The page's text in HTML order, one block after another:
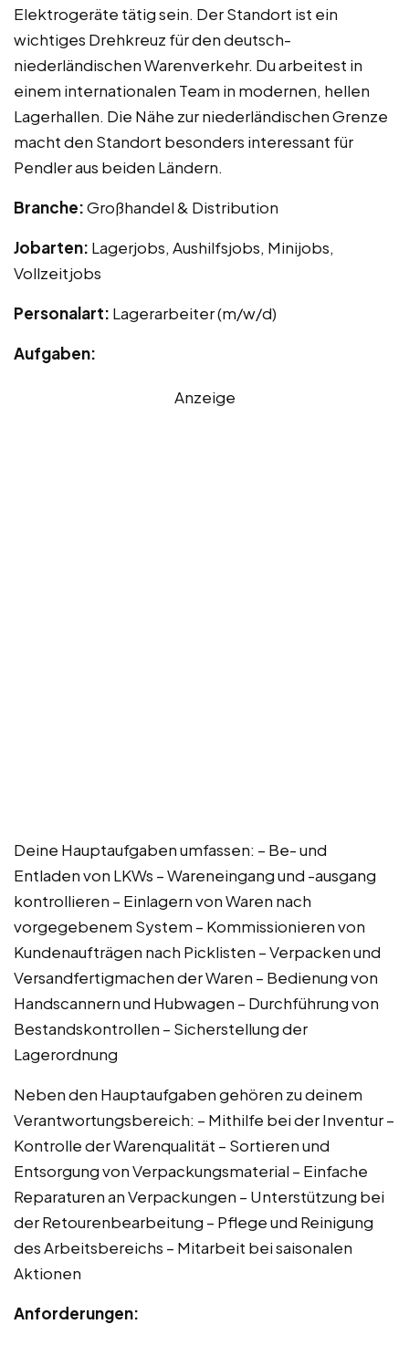
Elektrogeräte tätig sein. Der Standort ist ein
wichtiges Drehkreuz für den deutsch-
niederländischen Warenverkehr. Du arbeitest in
einem internationalen Team in modernen, hellen
Lagerhallen. Die Nähe zur niederländischen Grenze
macht den Standort besonders interessant für
Pendler aus beiden Ländern.
Branche:Großhandel & Distribution
Jobarten: Lagerjobs, Aushilfsjobs, Minijobs,
Vollzeitjobs
Personalart: Lagerarbeiter (m/w/d)
Aufgaben:
Anzeige
Deine Hauptaufgaben umfassen: – Be- und
Entladen von LKWs – Wareneingang und -ausgang
kontrollieren – Einlagern von Waren nach
vorgegebenem System – Kommissionieren von
Kundenaufträgen nach Picklisten – Verpacken und
Versandfertigmachen der Waren – Bedienung von
Handscannern und Hubwagen – Durchführung von
Bestandskontrollen – Sicherstellung der
Lagerordnung
Neben den Hauptaufgaben gehören zu deinem
Verantwortungsbereich: – Mithilfe bei der Inventur –
Kontrolle der Warenqualität – Sortieren und
Entsorgung von Verpackungsmaterial – Einfache
Reparaturen an Verpackungen – Unterstützung bei
der Retourenbearbeitung – Pflege und Reinigung
des Arbeitsbereichs – Mitarbeit bei saisonalen
Aktionen
Anforderungen: